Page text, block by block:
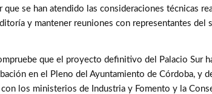
se han atendido las consideraciones técnicas
y mantener reuniones con representantes del
que el proyecto definitivo del Palacio Sur
en el Pleno del Ayuntamiento de Córdoba, y
los ministerios de Industria y Fomento y la